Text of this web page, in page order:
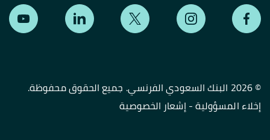
©2026 البنك السعودي الفرنسي. جميع الحقوق محفوظة.
إخلاء المسؤولية-إشعار الخصوصية